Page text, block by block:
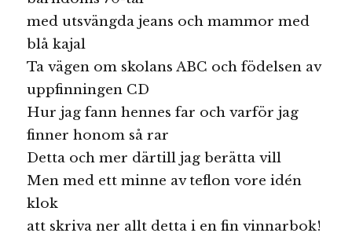
med utsvängda jeans och mammor med
blå kajal
Ta vägen om skolans ABC och födelsen av
uppfinningen CD
Hur jag fann hennes far och varför jag
finner honom så rar
Detta och mer därtill jag berätta vill
Men med ett minne av teflon vore idén
klok
att skriva ner allt detta i en fin vinnarbok!